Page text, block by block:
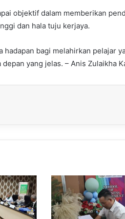
objektif dalam memberikan
dan hala tuju kerjaya.
bagi melahirkan pelajar
yang jelas. – Anis Zulaikha